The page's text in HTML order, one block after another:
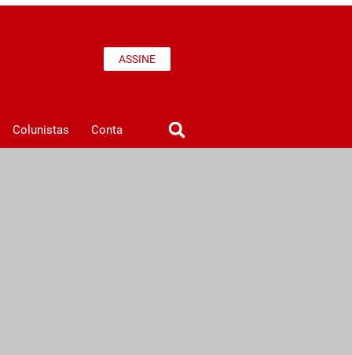
ASSINE
Colunistas Conta